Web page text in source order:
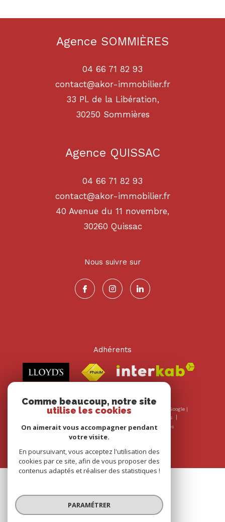
Agence SOMMIÈRES
04 66 71 82 93
contact@akor-immobilier.fr
33 Pl. de la Libération,
30250
sommières
Agence QUISSAC
04 66 71 82 93
contact@akor-immobilier.fr
40 Avenue du 11 novembre,
30260
quissac
Nous suivre sur
Adhérents
© 2026 | Tous droits réservés | Traduction powered by Google |
Mentions légales
Admin
Nos liens Politique RGPD Cookies
Comme beaucoup, notre site
utilise les cookies
On aimerait vous accompagner pendant
votre visite.
En poursuivant, vous acceptez l'utilisation des
cookies par ce site, afin de vous proposer des
contenus adaptés et réaliser des statistiques !
PARAMÉTRER